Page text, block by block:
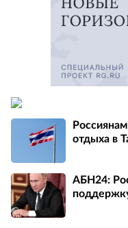
отдыха в
АБН24: